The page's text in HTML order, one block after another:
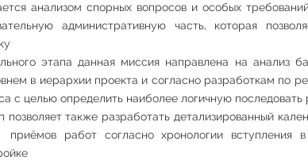
анализом спорных вопросов и особых
административную часть, которая
этапа данная миссия направлена на анализ
в иерархии проекта и согласно разработкам по
с целью определить наиболее логичную последовать
позволяет также разработать детализированный
приёмов работ согласно хронологии вступления